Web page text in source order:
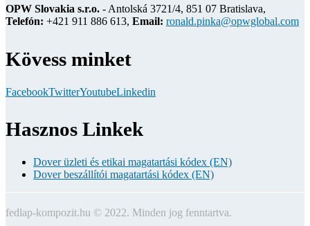
OPW Slovakia s.r.o. - Antolská 3721/4, 851 07 Bratislava,
Telefón: +421 911 886 613, Email: ronald.pinka@opwglobal.com
Kövess minket
FacebookTwitterYoutubeLinkedin
Hasznos Linkek
Dover üzleti és etikai magatartási kódex (EN)
Dover beszállítói magatartási kódex (EN)
fedlap-kompozit.hu © 2022. Minden jog fenntartva.